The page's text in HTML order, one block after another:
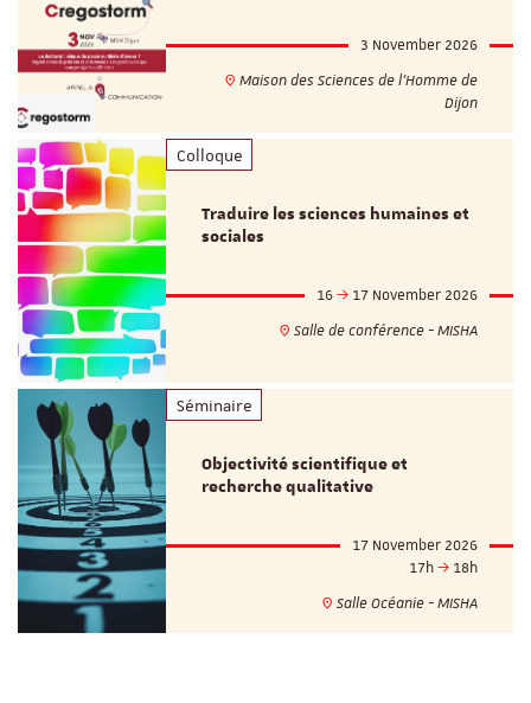
3 November 2026
Maison des Sciences de l'Homme de
Dijon
Colloque
Traduire les sciences humaines et
sociales
16
17 November 2026
Salle de conférence - MISHA
Séminaire
Objectivité scientifique et
recherche qualitative
17 November 2026
17h
18h
Salle Océanie - MISHA